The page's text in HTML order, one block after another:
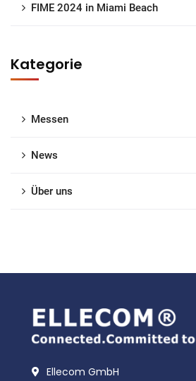
FIME 2024 in Miami Beach
Kategorie
Messen
News
Über uns
Ellecom GmbH